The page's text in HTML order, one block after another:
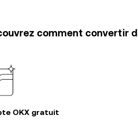
comment convertir
OKX gratuit